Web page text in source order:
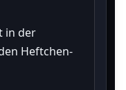
in der
Heftchen-